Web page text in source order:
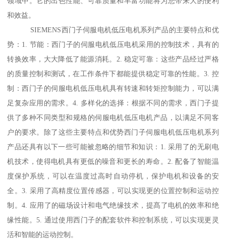
和效益。
SIEMENS西门子伺服电机低压电机系列产品的主要特点和优
势：1. 节能：西门子的伺服电机低压电机采用的控制技术，具有的
转换效率，大大降低了能源消耗。2. 稳定可靠：这些产品经过严格
的质量控制和测试，在工作条件下都能提供稳定可靠的性能。3. 控
制：西门子的伺服电机低压电机具有转速和转矩控制能力，可以满
足复杂应用的需求。4. 多样化的选择：根据不同的需求，西门子提
供了多种不同类型和规格的伺服电机低压电机产品，以满足不同客
户的要求。除了这些主要特点和优势西门子伺服电机低压电机系列
产品还具有以下一些可能被忽略的细节和知识：1. 采用了的无刷电
机技术，使得电机具有更低的噪音和更长的寿命。2. 配备了智能温
度保护系统，可以在温度过高时自动停机，保护电机和设备的安
全。3. 采用了高精度位置传感器，可以实现更的位置控制和运动控
制。4. 应用了的磁场设计和电气绝缘技术，提髙了电机的效率和绝
缘性能。5. 通过使用西门子的配套软件和控制系统，可以实现更灵
活和智能的运动控制。